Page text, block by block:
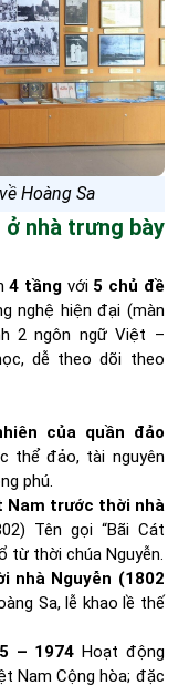
Hoàng Sa
nhà trưng bày
4 tầngvới 5 chủ đề
nghệ hiện đại (màn
2 ngôn ngữ Việt –
dễ theo dõi theo
của quần đảo
thể đảo, tài nguyên
phú.
Nam trước thời nhà
Tên gọi “Bãi Cát
từ thời chúa Nguyễn.
nhà Nguyễn (1802
Sa, lễ khao lề thế
– 1974 Hoạt động
Nam Cộng hòa; đặc